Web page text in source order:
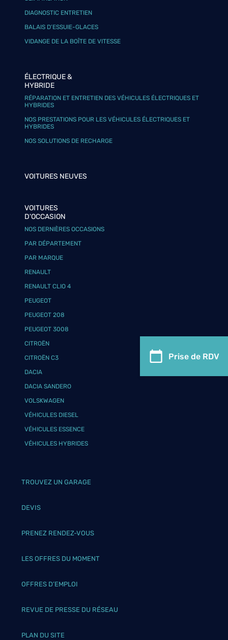
Prise de RDV
DIAGNOSTIC ENTRETIEN
BALAIS D’ESSUIE-GLACES
VIDANGE DE LA BOÎTE DE VITESSE
ÉLECTRIQUE &
HYBRIDE
RÉPARATION ET ENTRETIEN DES VÉHICULES ÉLECTRIQUES ET
HYBRIDES
NOS PRESTATIONS POUR LES VÉHICULES ÉLECTRIQUES ET
HYBRIDES
NOS SOLUTIONS DE RECHARGE
VOITURES NEUVES
VOITURES
D'OCCASION
NOS DERNIÈRES OCCASIONS
PAR DÉPARTEMENT
PAR MARQUE
RENAULT
RENAULT CLIO 4
PEUGEOT
PEUGEOT 208
PEUGEOT 3008
CITROËN
CITROËN C3
DACIA
DACIA SANDERO
VOLSKWAGEN
VÉHICULES DIESEL
VÉHICULES ESSENCE
VÉHICULES HYBRIDES
TROUVEZ UN GARAGE
DEVIS
PRENEZ RENDEZ-VOUS
LES OFFRES DU MOMENT
OFFRES D’EMPLOI
REVUE DE PRESSE DU RÉSEAU
PLAN DU SITE